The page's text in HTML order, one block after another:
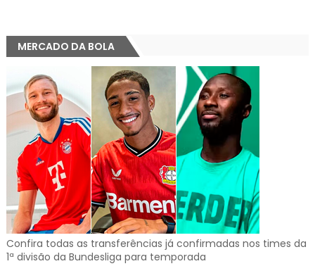
MERCADO DA BOLA
Confira todas as transferências já confirmadas nos times da
1ª divisão da Bundesliga para temporada